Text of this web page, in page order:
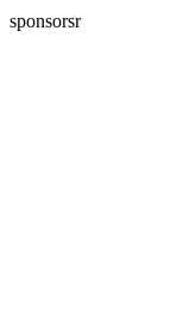
sponsorsr